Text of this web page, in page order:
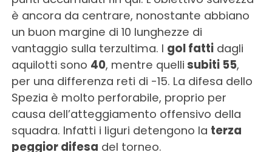
è ancora da centrare, nonostante abbiano
un buon margine di 10 lunghezze di
vantaggio sulla terzultima. I gol fattidagli
aquilotti sono 40, mentre quelli subiti 55,
per una differenza reti di -15. La difesa dello
Spezia è molto perforabile, proprio per
causa dell’atteggiamento offensivo della
squadra. Infatti i liguri detengono la terza
peggior difesa del torneo.